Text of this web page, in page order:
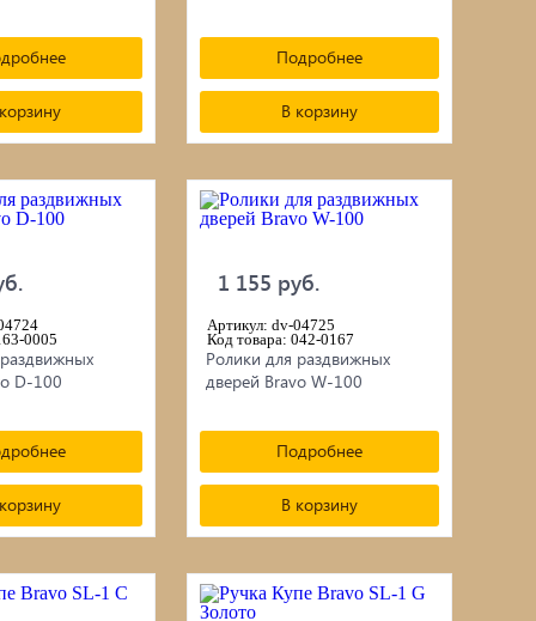
Подробнее
В корзину
0005
D-100
1 155 руб.
Артикул: dv-04725
Код товара: 042-0167
Ролики для раздвижных
дверей Bravo W-100
Подробнее
В корзину